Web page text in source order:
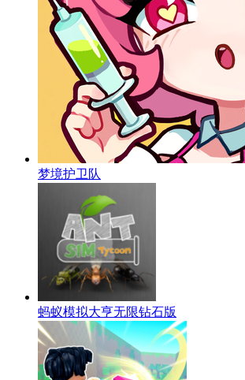
梦境护卫队
蚂蚁模拟大亨无限钻石版